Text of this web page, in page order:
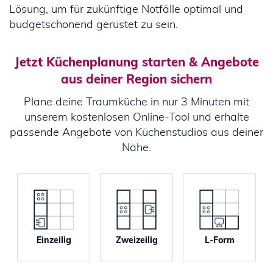
Lösung, um für zukünftige Notfälle optimal und
budgetschonend gerüstet zu sein.
Jetzt Küchenplanung starten & Angebote
aus deiner Region sichern
Plane deine Traumküche in nur 3 Minuten mit
unserem kostenlosen Online-Tool und erhalte
passende Angebote von Küchenstudios aus deiner
Nähe.
Einzeilig Zweizeilig L-Form